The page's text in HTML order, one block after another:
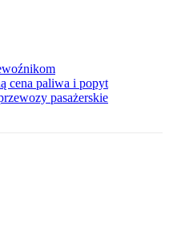
cena paliwa i popyt
pasażerskie